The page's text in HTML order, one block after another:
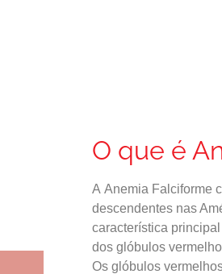
O que é
A Anemia Falciforme
descendentes nas
característica
dos glóbulos
Os glóbulos